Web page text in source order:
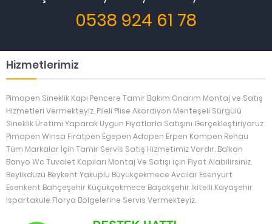
0538 924 61 78
Hizmetlerimiz
Pimapen Sineklik Kapı Pencere Tamir Bakım Onarım Montaj ve Satış
Hizmetleri Vermekteyiz. Pileli Plise Akordiyon Menteşeli Sürgülü
Sineklik Üretimi Yaparak Uygun Fiyatlarla Satışını Gerçekleştiriyoruz.
Pimapen Winsa Fıratpen Egepen Adopen Erpen Kompen Rehau
Tüm Markalar İçin Tamir Servis Satış Hizmetimiz Vardır. Balkon
Banyo Wc Tuvalet Kapıları Montaj Ve Satışı için Fiyat Alabilirsiniz.
Beylikdüzü Beykent Yakuplu Büyükçekmece Avcılar Esenyurt
Esenkent Bahçeşehir Küçükçekmece Başakşehir İkitelli Kayaşehir
Ispartakule Florya Bölgelerine Servis Vermekteyiz.